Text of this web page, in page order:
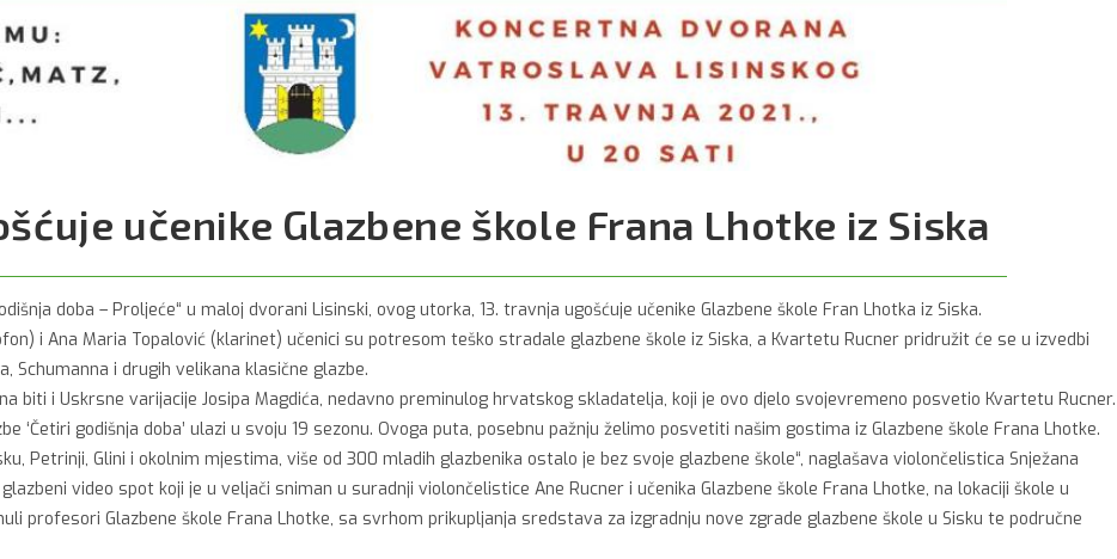
učenike Glazbene škole Frana Lhotke iz Siska
doba – Proljeće“ u maloj dvorani Lisinski, ovog utorka, 13. travnja ugošćuje učenike Glazbene škole Fran Lhotka iz Siska.
i Ana Maria Topalović (klarinet) učenici su potresom teško stradale glazbene škole iz Siska, a Kvartetu Rucner pridružit će se u izvedbi
Schumanna i drugih velikana klasične glazbe.
biti i Uskrsne varijacije Josipa Magdića, nedavno preminulog hrvatskog skladatelja, koji je ovo djelo svojevremeno posvetio Kvartetu Rucner.
‘Četiri godišnja doba’ ulazi u svoju 19 sezonu. Ovoga puta, posebnu pažnju želimo posvetiti našim gostima iz Glazbene škole Frana Lhotke.
Petrinji, Glini i okolnim mjestima, više od 300 mladih glazbenika ostalo je bez svoje glazbene škole“, naglašava violončelistica Snježana
video spot koji je u veljači sniman u suradnji violončelistice Ane Rucner i učenika Glazbene škole Frana Lhotke, na lokaciji škole u
profesori Glazbene škole Frana Lhotke, sa svrhom prikupljanja sredstava za izgradnju nove zgrade glazbene škole u Sisku te područne